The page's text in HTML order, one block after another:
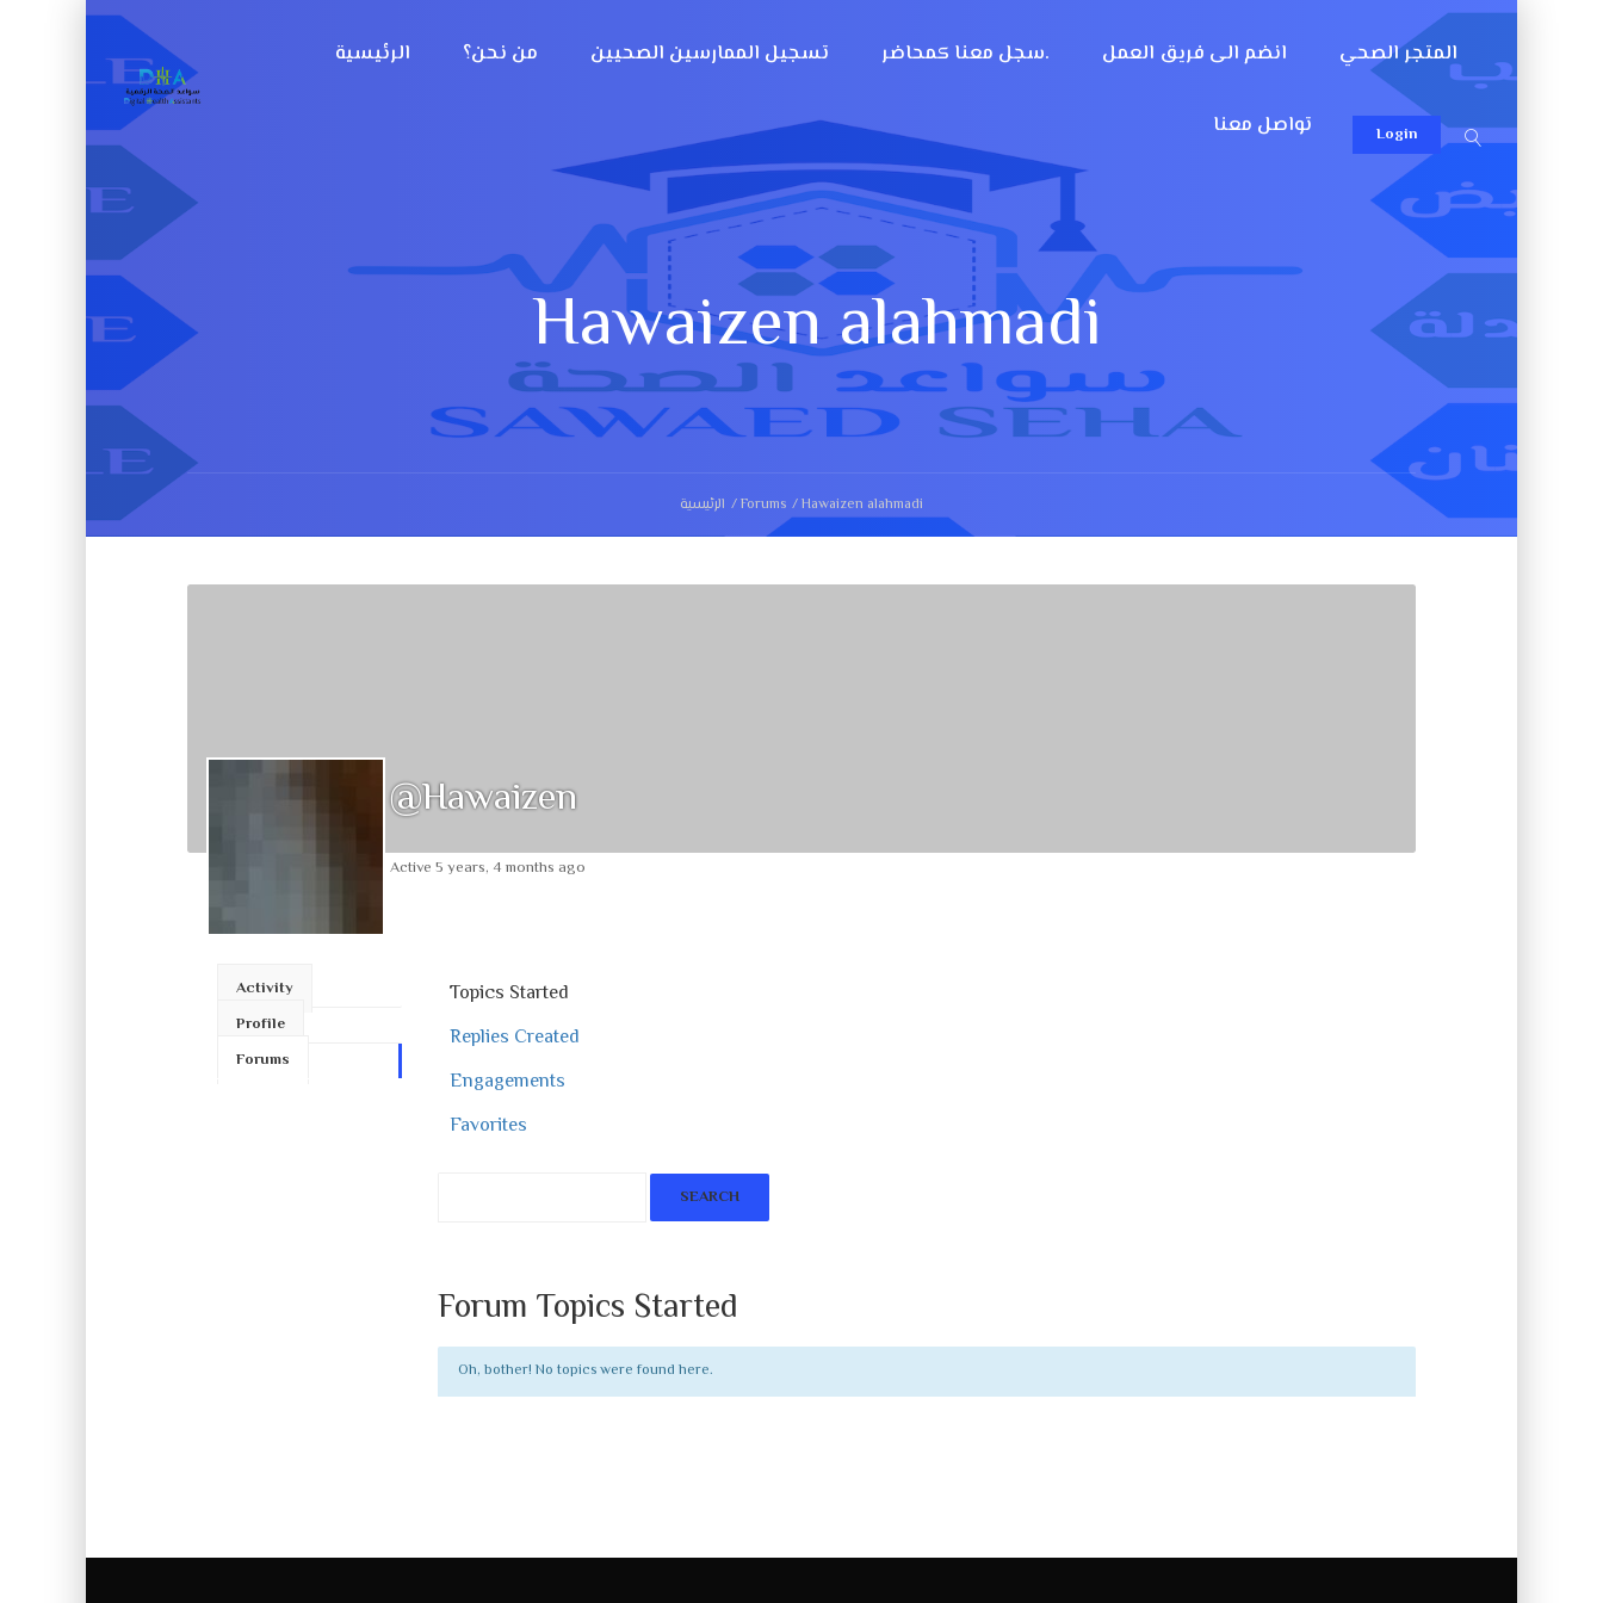
الرئيسية من نحن؟ تسجيل الممارسين الصحيين سجل معنا كمحاضر. انضم الى فريق العمل المتجر الصحي
تواصل معنا Login
Hawaizen alahmadi
الرئيسية Forums Hawaizen alahmadi
@hawaizen
Active 5 years, 4 months ago
Activity
Profile
Forums
Topics Started
Replies Created
Engagements
Favorites
Forum Topics Started
Oh, bother! No topics were found here.